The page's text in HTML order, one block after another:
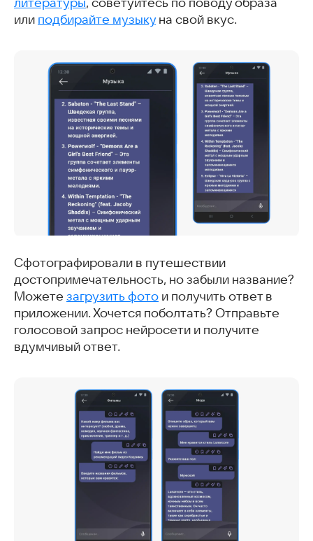
или подбирайте музыкуна свой вкус.
Сфотографировали в путешествии
достопримечательность, но забыли название?
Можете загрузить фото и получить ответ в
приложении. Хочется поболтать? Отправьте
голосовой запрос нейросети и получите
вдумчивый ответ.